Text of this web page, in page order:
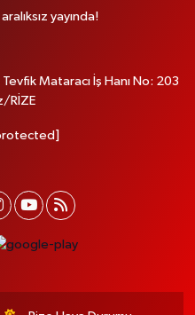
yayında!
Mataracı İş Hanı No: 203
RİZE